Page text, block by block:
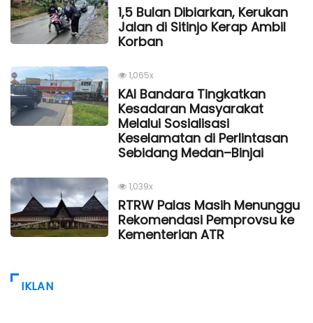
1,5 Bulan Dibiarkan, Kerukan
Jalan di Sitinjo Kerap Ambil
Korban
1,065x
KAI Bandara Tingkatkan
Kesadaran Masyarakat
Melalui Sosialisasi
Keselamatan di Perlintasan
Sebidang Medan–Binjai
1,039x
RTRW Palas Masih Menunggu
Rekomendasi Pemprovsu ke
Kementerian ATR
IKLAN